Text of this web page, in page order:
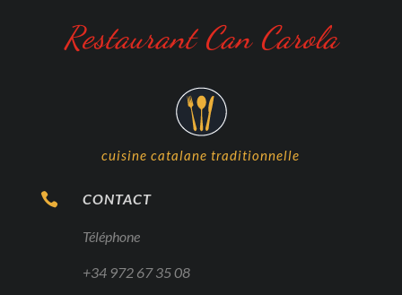
Restaurant Can Carola
cuisine catalane traditionnelle
 CONTACT
Téléphone
+34 972 67 35 08